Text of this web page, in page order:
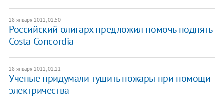
28 января 2012, 02:50
Российский олигарх предложил помочь поднять
Costa Concordia
28 января 2012, 02:21
Ученые придумали тушить пожары при помощи
электричества